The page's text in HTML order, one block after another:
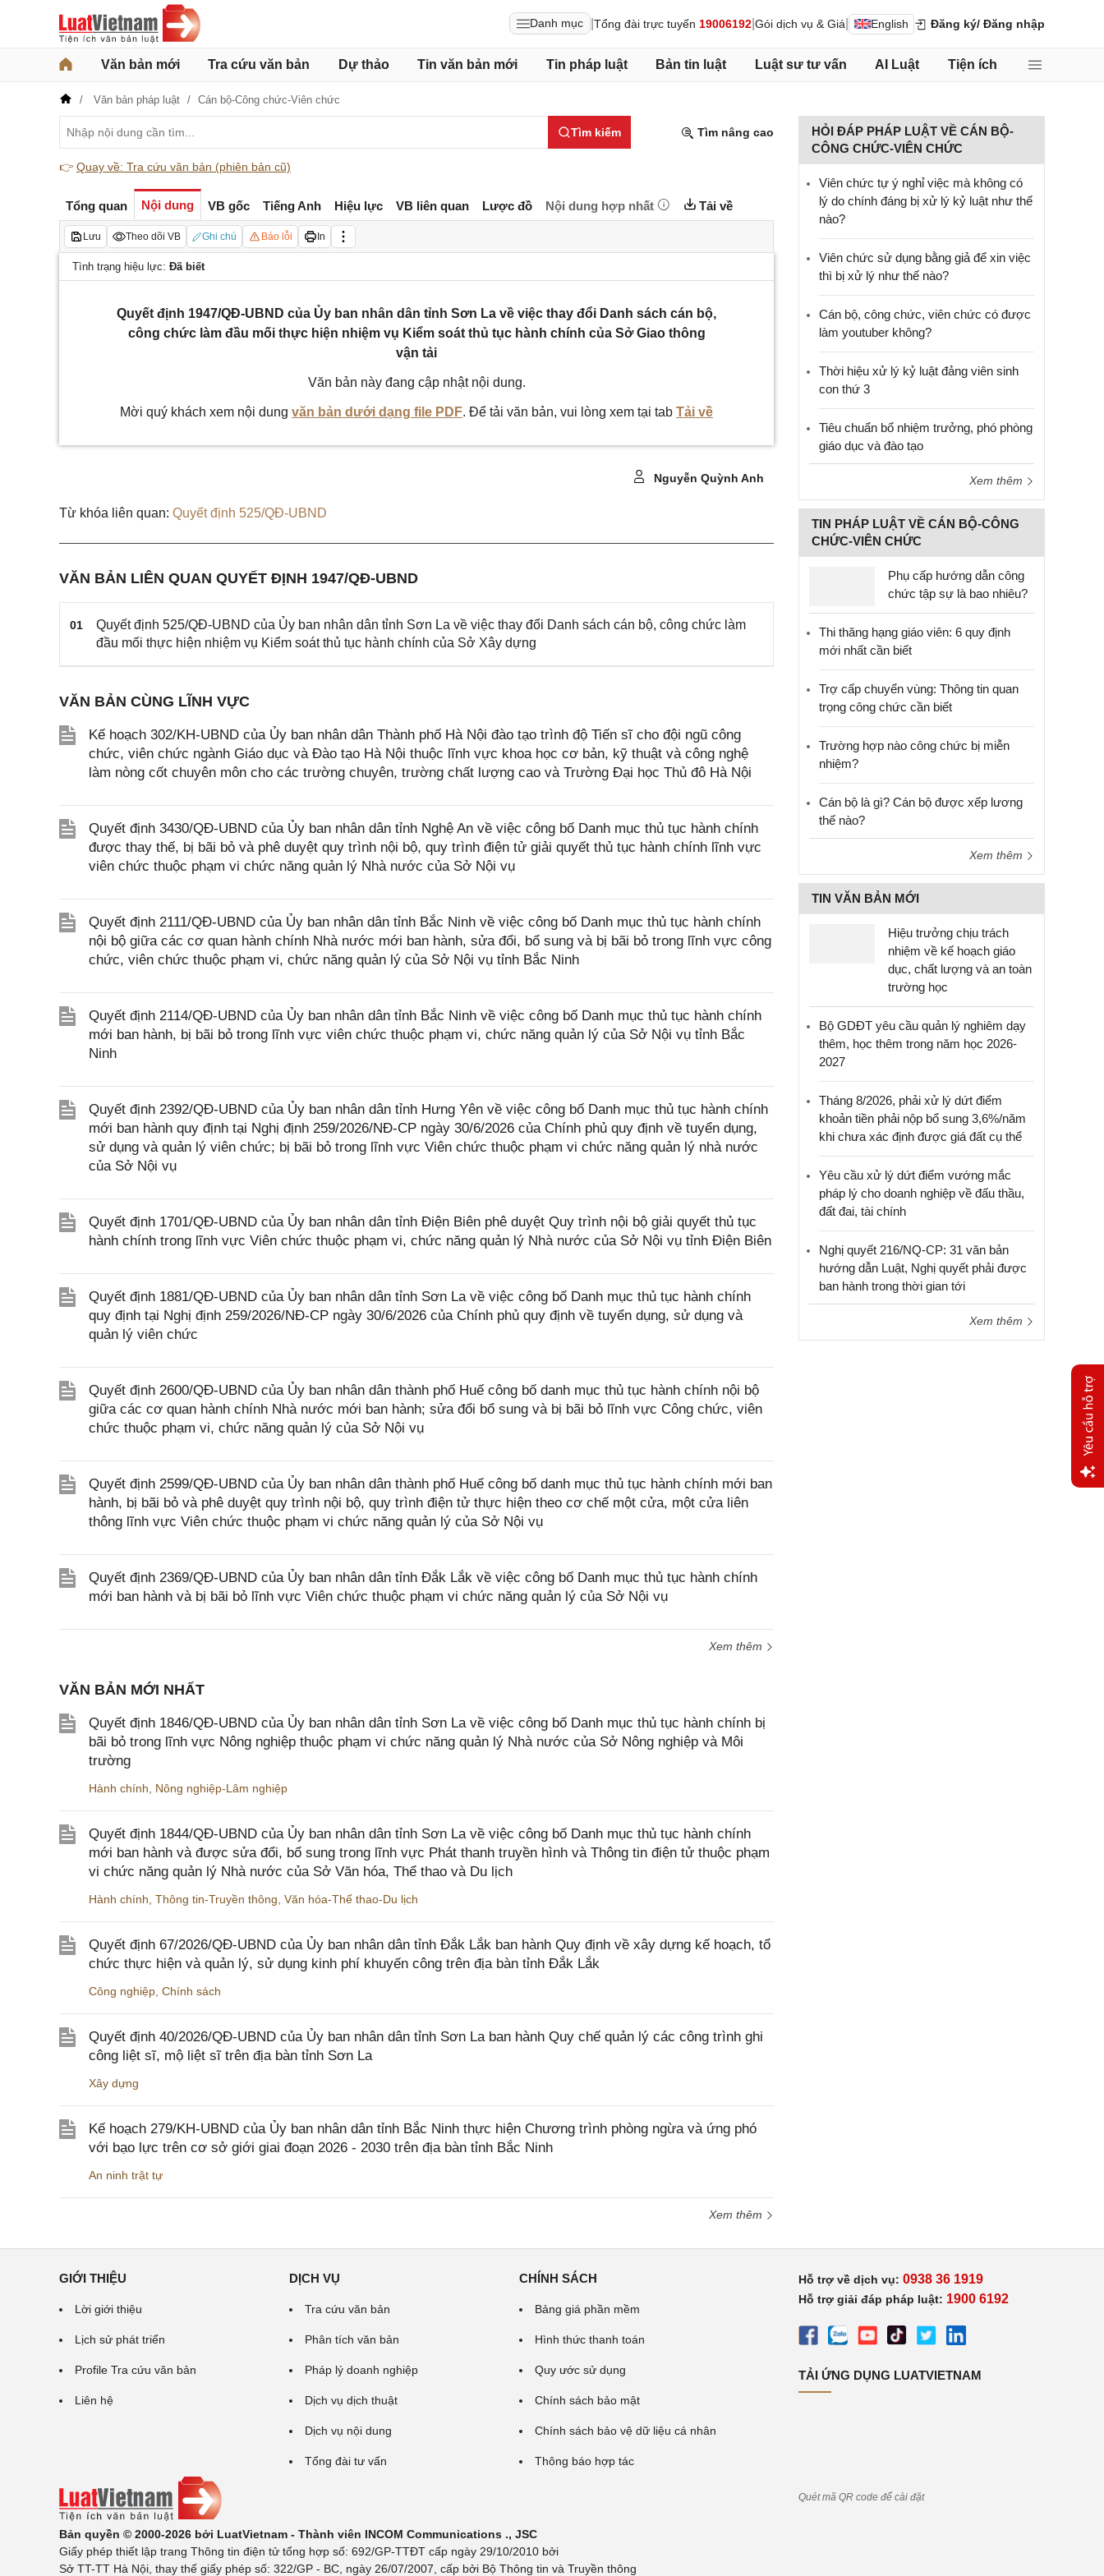
Danh mục Tổng đài trực tuyến 19006192 Gói dịch vụ & Giá English Đăng ký/ Đăng nhập
Văn bản mới Tra cứu văn bản Dự thảo Tin văn bản mới Tin pháp luật Bản tin luật Luật sư tư vấn AI Luật Tiện ích
Văn bản pháp luật Cán bộ-Công chức-Viên chức
Tìm kiếm Tìm nâng cao
👉 Quay về: Tra cứu văn bản (phiên bản cũ)
Tổng quan Nội dung VB gốc Tiếng Anh Hiệu lực VB liên quan Lược đồ Nội dung hợp nhất Tải về
Lưu Theo dõi VB Ghi chú Báo lỗi In
Tình trạng hiệu lực: Đã biết
Quyết định 1947/QĐ-UBND của Ủy ban nhân dân tỉnh Sơn La về việc thay đổi Danh sách cán bộ,
công chức làm đầu mối thực hiện nhiệm vụ Kiểm soát thủ tục hành chính của Sở Giao thông
vận tải
Văn bản này đang cập nhật nội dung.
Mời quý khách xem nội dung văn bản dưới dạng file PDF. Để tải văn bản, vui lòng xem tại tab Tải về
Nguyễn Quỳnh Anh
Từ khóa liên quan: Quyết định 525/QĐ-UBND
VĂN BẢN LIÊN QUAN QUYẾT ĐỊNH 1947/QĐ-UBND
01
Quyết định 525/QĐ-UBND của Ủy ban nhân dân tỉnh Sơn La về việc thay đổi Danh sách cán bộ, công chức làm
đầu mối thực hiện nhiệm vụ Kiểm soát thủ tục hành chính của Sở Xây dựng
VĂN BẢN CÙNG LĨNH VỰC
Kế hoạch 302/KH-UBND của Ủy ban nhân dân Thành phố Hà Nội đào tạo trình độ Tiến sĩ cho đội ngũ công
chức, viên chức ngành Giáo dục và Đào tạo Hà Nội thuộc lĩnh vực khoa học cơ bản, kỹ thuật và công nghệ
làm nòng cốt chuyên môn cho các trường chuyên, trường chất lượng cao và Trường Đại học Thủ đô Hà Nội
Quyết định 3430/QĐ-UBND của Ủy ban nhân dân tỉnh Nghệ An về việc công bố Danh mục thủ tục hành chính
được thay thế, bị bãi bỏ và phê duyệt quy trình nội bộ, quy trình điện tử giải quyết thủ tục hành chính lĩnh vực
viên chức thuộc phạm vi chức năng quản lý Nhà nước của Sở Nội vụ
Quyết định 2111/QĐ-UBND của Ủy ban nhân dân tỉnh Bắc Ninh về việc công bố Danh mục thủ tục hành chính
nội bộ giữa các cơ quan hành chính Nhà nước mới ban hành, sửa đổi, bổ sung và bị bãi bỏ trong lĩnh vực công
chức, viên chức thuộc phạm vi, chức năng quản lý của Sở Nội vụ tỉnh Bắc Ninh
Quyết định 2114/QĐ-UBND của Ủy ban nhân dân tỉnh Bắc Ninh về việc công bố Danh mục thủ tục hành chính
mới ban hành, bị bãi bỏ trong lĩnh vực viên chức thuộc phạm vi, chức năng quản lý của Sở Nội vụ tỉnh Bắc
Ninh
Quyết định 2392/QĐ-UBND của Ủy ban nhân dân tỉnh Hưng Yên về việc công bố Danh mục thủ tục hành chính
mới ban hành quy định tại Nghị định 259/2026/NĐ-CP ngày 30/6/2026 của Chính phủ quy định về tuyển dụng,
sử dụng và quản lý viên chức; bị bãi bỏ trong lĩnh vực Viên chức thuộc phạm vi chức năng quản lý nhà nước
của Sở Nội vụ
Quyết định 1701/QĐ-UBND của Ủy ban nhân dân tỉnh Điện Biên phê duyệt Quy trình nội bộ giải quyết thủ tục
hành chính trong lĩnh vực Viên chức thuộc phạm vi, chức năng quản lý Nhà nước của Sở Nội vụ tỉnh Điện Biên
Quyết định 1881/QĐ-UBND của Ủy ban nhân dân tỉnh Sơn La về việc công bố Danh mục thủ tục hành chính
quy định tại Nghị định 259/2026/NĐ-CP ngày 30/6/2026 của Chính phủ quy định về tuyển dụng, sử dụng và
quản lý viên chức
Quyết định 2600/QĐ-UBND của Ủy ban nhân dân thành phố Huế công bố danh mục thủ tục hành chính nội bộ
giữa các cơ quan hành chính Nhà nước mới ban hành; sửa đổi bổ sung và bị bãi bỏ lĩnh vực Công chức, viên
chức thuộc phạm vi, chức năng quản lý của Sở Nội vụ
Quyết định 2599/QĐ-UBND của Ủy ban nhân dân thành phố Huế công bố danh mục thủ tục hành chính mới ban
hành, bị bãi bỏ và phê duyệt quy trình nội bộ, quy trình điện tử thực hiện theo cơ chế một cửa, một cửa liên
thông lĩnh vực Viên chức thuộc phạm vi chức năng quản lý của Sở Nội vụ
Quyết định 2369/QĐ-UBND của Ủy ban nhân dân tỉnh Đắk Lắk về việc công bố Danh mục thủ tục hành chính
mới ban hành và bị bãi bỏ lĩnh vực Viên chức thuộc phạm vi chức năng quản lý của Sở Nội vụ
Xem thêm
VĂN BẢN MỚI NHẤT
Quyết định 1846/QĐ-UBND của Ủy ban nhân dân tỉnh Sơn La về việc công bố Danh mục thủ tục hành chính bị
bãi bỏ trong lĩnh vực Nông nghiệp thuộc phạm vi chức năng quản lý Nhà nước của Sở Nông nghiệp và Môi
trường
Hành chính Nông nghiệp-Lâm nghiệp
Quyết định 1844/QĐ-UBND của Ủy ban nhân dân tỉnh Sơn La về việc công bố Danh mục thủ tục hành chính
mới ban hành và được sửa đổi, bổ sung trong lĩnh vực Phát thanh truyền hình và Thông tin điện tử thuộc phạm
vi chức năng quản lý Nhà nước của Sở Văn hóa, Thể thao và Du lịch
Hành chính Thông tin-Truyền thông Văn hóa-Thể thao-Du lịch
Quyết định 67/2026/QĐ-UBND của Ủy ban nhân dân tỉnh Đắk Lắk ban hành Quy định về xây dựng kế hoạch, tổ
chức thực hiện và quản lý, sử dụng kinh phí khuyến công trên địa bàn tỉnh Đắk Lắk
Công nghiệp Chính sách
Quyết định 40/2026/QĐ-UBND của Ủy ban nhân dân tỉnh Sơn La ban hành Quy chế quản lý các công trình ghi
công liệt sĩ, mộ liệt sĩ trên địa bàn tỉnh Sơn La
Xây dựng
Kế hoạch 279/KH-UBND của Ủy ban nhân dân tỉnh Bắc Ninh thực hiện Chương trình phòng ngừa và ứng phó
với bạo lực trên cơ sở giới giai đoạn 2026 - 2030 trên địa bàn tỉnh Bắc Ninh
An ninh trật tự
Xem thêm
HỎI ĐÁP PHÁP LUẬT VỀ CÁN BỘ-
CÔNG CHỨC-VIÊN CHỨC
Viên chức tự ý nghỉ việc mà không có
lý do chính đáng bị xử lý kỷ luật như thế
nào?
Viên chức sử dụng bằng giả để xin việc
thì bị xử lý như thế nào?
Cán bộ, công chức, viên chức có được
làm youtuber không?
Thời hiệu xử lý kỷ luật đảng viên sinh
con thứ 3
Tiêu chuẩn bổ nhiệm trưởng, phó phòng
giáo dục và đào tạo
Xem thêm
TIN PHÁP LUẬT VỀ CÁN BỘ-CÔNG
CHỨC-VIÊN CHỨC
Phụ cấp hướng dẫn công
chức tập sự là bao nhiêu?
Thi thăng hạng giáo viên: 6 quy định
mới nhất cần biết
Trợ cấp chuyển vùng: Thông tin quan
trọng công chức cần biết
Trường hợp nào công chức bị miễn
nhiệm?
Cán bộ là gì? Cán bộ được xếp lương
thế nào?
Xem thêm
TIN VĂN BẢN MỚI
Hiệu trưởng chịu trách
nhiệm về kế hoạch giáo
dục, chất lượng và an toàn
trường học
Bộ GDĐT yêu cầu quản lý nghiêm dạy
thêm, học thêm trong năm học 2026-
2027
Tháng 8/2026, phải xử lý dứt điểm
khoản tiền phải nộp bổ sung 3,6%/năm
khi chưa xác định được giá đất cụ thể
Yêu cầu xử lý dứt điểm vướng mắc
pháp lý cho doanh nghiệp về đấu thầu,
đất đai, tài chính
Nghị quyết 216/NQ-CP: 31 văn bản
hướng dẫn Luật, Nghị quyết phải được
ban hành trong thời gian tới
Xem thêm
GIỚI THIỆU
Lời giới thiệu
Lịch sử phát triển
Profile Tra cứu văn bản
Liên hệ
DỊCH VỤ
Tra cứu văn bản
Phân tích văn bản
Pháp lý doanh nghiệp
Dịch vụ dịch thuật
Dịch vụ nội dung
Tổng đài tư vấn
CHÍNH SÁCH
Bảng giá phần mềm
Hình thức thanh toán
Quy ước sử dụng
Chính sách bảo mật
Chính sách bảo vệ dữ liệu cá nhân
Thông báo hợp tác
Bản quyền © 2000-2026 bởi LuatVietnam - Thành viên INCOM Communications ., JSC
Giấy phép thiết lập trang Thông tin điện tử tổng hợp số: 692/GP-TTĐT cấp ngày 29/10/2010 bởi
Sở TT-TT Hà Nội, thay thế giấy phép số: 322/GP - BC, ngày 26/07/2007, cấp bởi Bộ Thông tin và Truyền thông
Hỗ trợ về dịch vụ: 0938 36 1919
Hỗ trợ giải đáp pháp luật: 1900 6192
TẢI ỨNG DỤNG LUATVIETNAM
Quét mã QR code để cài đặt